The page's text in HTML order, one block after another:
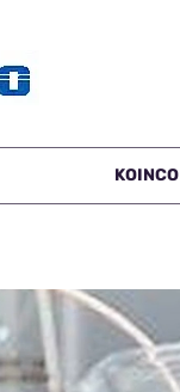
KOINCO